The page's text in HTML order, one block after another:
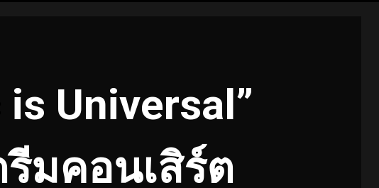
Universal”
มคอนเสิร์ต